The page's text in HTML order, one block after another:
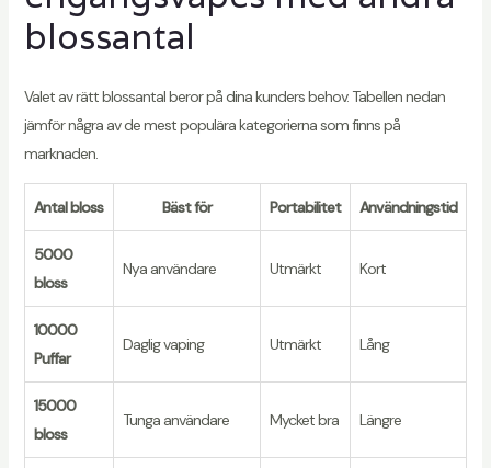
blossantal
Valet av rätt blossantal beror på dina kunders behov. Tabellen nedan
jämför några av de mest populära kategorierna som finns på
marknaden.
Antal bloss Bäst för Portabilitet Användningstid
5000
bloss
Nya användare Utmärkt Kort
10000
Puffar
Daglig vaping Utmärkt Lång
15000
bloss
Tunga användare Mycket bra Längre